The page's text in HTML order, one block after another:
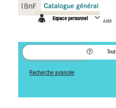
Espace personnel Aide
Tout
Recherche avancée
Panneau de gestion des cookies